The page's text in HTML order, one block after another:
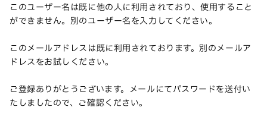
このユーザー名は既に他の人に利用されており、使用すること
ができません。別のユーザー名を入力してください。
このメールアドレスは既に利用されております。別のメールア
ドレスをお試しください。
ご登録ありがとうございます。メールにてパスワードを送付い
たしましたので、ご確認ください。